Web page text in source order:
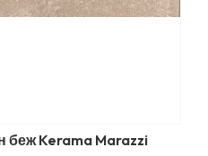
беж Kerama Marazzi